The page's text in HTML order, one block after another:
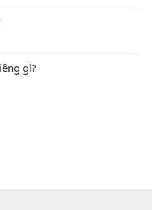
gì?